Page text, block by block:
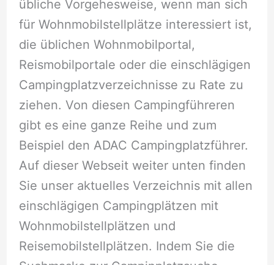
übliche Vorgehesweise, wenn man sich
für Wohnmobilstellplätze interessiert ist,
die üblichen Wohnmobilportal,
Reismobilportale oder die einschlägigen
Campingplatzverzeichnisse zu Rate zu
ziehen. Von diesen Campingführeren
gibt es eine ganze Reihe und zum
Beispiel den ADAC Campingplatzführer.
Auf dieser Webseit weiter unten finden
Sie unser aktuelles Verzeichnis mit allen
einschlägigen Campingplätzen mit
Wohnmobilstellplätzen und
Reisemobilstellplätzen. Indem Sie die